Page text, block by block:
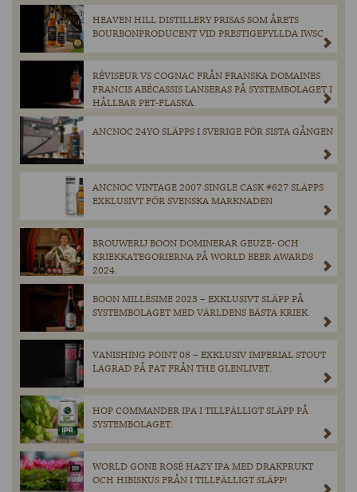
HEAVEN HILL DISTILLERY PRISAS SOM ÅRETS
BOURBONPRODUCENT VID PRESTIGEFYLLDA IWSC
RÉVISEUR VS COGNAC FRÅN FRANSKA DOMAINES
FRANCIS ABÉCASSIS LANSERAS PÅ SYSTEMBOLAGET I
HÅLLBAR PET-FLASKA.
ANCNOC 24YO SLÄPPS I SVERIGE FÖR SISTA GÅNGEN
ANCNOC VINTAGE 2007 SINGLE CASK #627 SLÄPPS
EXKLUSIVT FÖR SVENSKA MARKNADEN
BROUWERIJ BOON DOMINERAR GEUZE- OCH
KRIEKKATEGORIERNA PÅ WORLD BEER AWARDS
2024.
BOON MILLÉSIME 2023 – EXKLUSIVT SLÄPP PÅ
SYSTEMBOLAGET MED VÄRLDENS BÄSTA KRIEK.
VANISHING POINT 08 – EXKLUSIV IMPERIAL STOUT
LAGRAD PÅ FAT FRÅN THE GLENLIVET.
HOP COMMANDER IPA I TILLFÄLLIGT SLÄPP PÅ
SYSTEMBOLAGET.
WORLD GONE ROSÉ HAZY IPA MED DRAKFRUKT
OCH HIBISKUS FRÅN I TILLFÄLLIGT SLÄPP!